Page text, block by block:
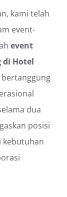
kami telah
event-
event
di Hotel
bertanggung
dua
posisi
kebutuhan